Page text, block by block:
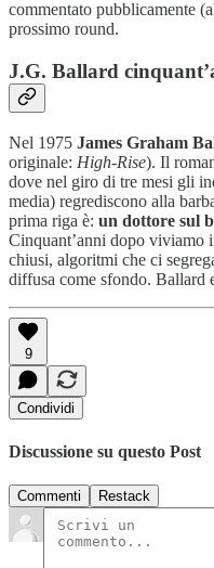
commentato pubblicamente
prossimo round.
J.G. Ballard
Nel 1975 James Graham
originale: High-Rise). Il
dove nel giro di tre mesi gli
media) regrediscono alla
prima riga è: un dottore sul
Cinquant’anni dopo viviamo
chiusi, algoritmi che ci
diffusa come sfondo. Ballard
9
Condividi
Discussione su questo Post
Commenti Restack